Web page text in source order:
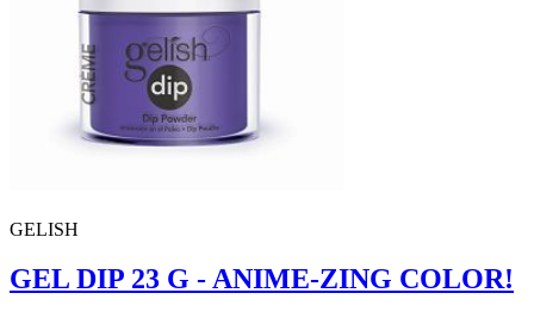
GELISH
GEL DIP 23 G - ANIME-ZING COLOR!